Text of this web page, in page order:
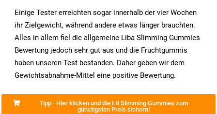
Einige Tester erreichten sogar innerhalb der vier Wochen
ihr Zielgewicht, während andere etwas länger brauchten.
Alles in allem fiel die allgemeine Liba Slimming Gummies
Bewertung jedoch sehr gut aus und die Fruchtgummis
haben unseren Test bestanden. Daher geben wir dem
Gewichtsabnahme-Mittel eine positive Bewertung.
Tipp - Hier klicken und die LB Slimming Gummies zum
günstigsten Preis sichern!